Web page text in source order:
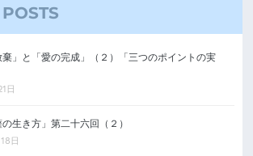
棄」と「愛の完成」（２）「三つのポイントの実
日
生き方」第二十六回（２）
日